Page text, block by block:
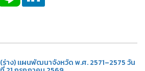
(ร่าง) แผนพัฒนาจังหวัด พ.ศ. 2571–2575 วัน